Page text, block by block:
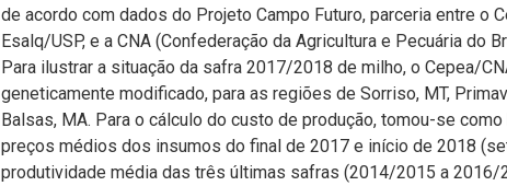
de acordo com dados do Projeto Campo Futuro, parceria entre o
Esalq/USP, e a CNA (Confederação da Agricultura e Pecuária do
Para ilustrar a situação da safra 2017/2018 de milho, o Cepea/
geneticamente modificado, para as regiões de Sorriso, MT,
Balsas, MA. Para o cálculo do custo de produção, tomou-se
preços médios dos insumos do final de 2017 e início de 2018
produtividade média das três últimas safras (2014/2015 a 2016/